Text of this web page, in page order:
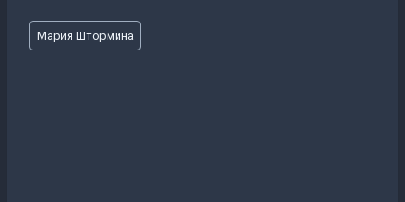
Метки
записи:
Мария Штормина